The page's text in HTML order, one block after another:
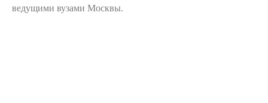
ведущими вузами Москвы.